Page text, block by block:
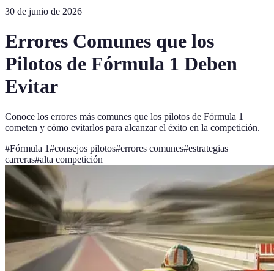
30 de junio de 2026
Errores Comunes que los
Pilotos de Fórmula 1 Deben
Evitar
Conoce los errores más comunes que los pilotos de Fórmula 1
cometen y cómo evitarlos para alcanzar el éxito en la competición.
#Fórmula 1#consejos pilotos#errores comunes#estrategias
carreras#alta competición